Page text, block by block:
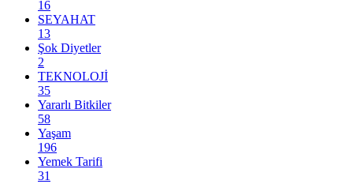
16
SEYAHAT
13
Şok Diyetler
2
TEKNOLOJİ
35
Yararlı Bitkiler
58
Yaşam
196
Yemek Tarifi
31